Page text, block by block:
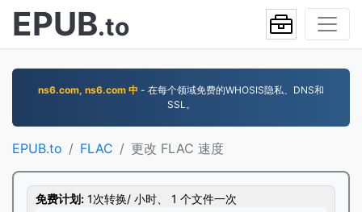
EPUB.to
ns6.com, ns6.com 中 - 在每个领域免费的WHOSIS隐私、DNS和
SSL。
EPUB.to FLAC 更改 FLAC 速度
免费计划: 1次转换/ 小时、 1 个文件一次